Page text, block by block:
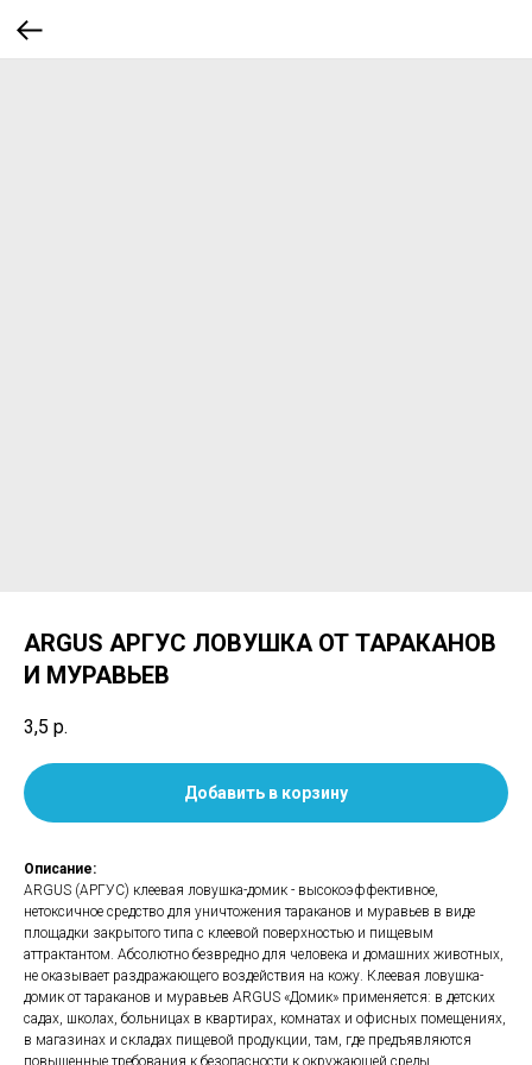
ARGUS АРГУС ЛОВУШКА ОТ ТАРАКАНОВ
И МУРАВЬЕВ
3,5 р.
Добавить в корзину
Описание:
ARGUS (АРГУС) клеевая ловушка-домик - высокоэффективное,
нетоксичное средство для уничтожения тараканов и муравьев в виде
площадки закрытого типа с клеевой поверхностью и пищевым
аттрактантом. Абсолютно безвредно для человека и домашних животных,
не оказывает раздражающего воздействия на кожу. Клеевая ловушка-
домик от тараканов и муравьев ARGUS «Домик» применяется: в детских
садах, школах, больницах в квартирах, комнатах и офисных помещениях,
в магазинах и складах пищевой продукции, там, где предъявляются